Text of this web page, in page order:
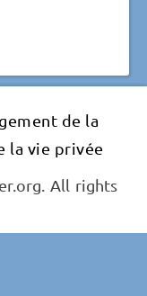
de la
la vie privée
All rights